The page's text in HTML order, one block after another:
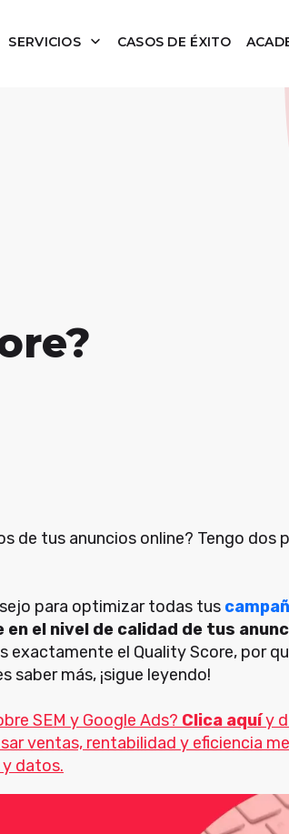
SERVICIOS CASOS DE ÉXITO
de tus anuncios online? Tengo dos
para optimizar todas tus
el nivel de calidad de tus
exactamente el Quality Score, por
saber más, ¡sigue leyendo!
SEM y Google Ads? Clica aquíy
ventas, rentabilidad y eficiencia
datos.